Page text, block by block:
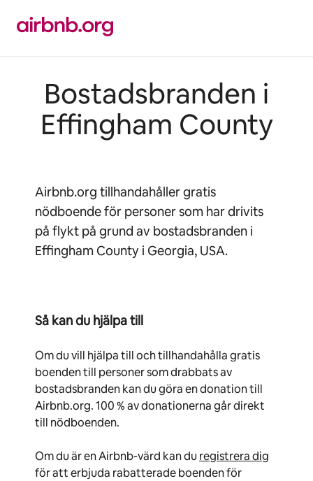
innehåll
Bostadsbranden i
Effingham County
Airbnb.org tillhandahåller gratis
nödboende för personer som har drivits
på flykt på grund av bostadsbranden i
Effingham County i Georgia, USA.
Så kan du hjälpa till
Om du vill hjälpa till och tillhandahålla gratis
boenden till personer som drabbats av
bostadsbranden kan du göra en donation till
Airbnb.org. 100 % av donationerna går direkt
till nödboenden.
Om du är en Airbnb-värd kan du registrera dig
för att erbjuda rabatterade boenden för